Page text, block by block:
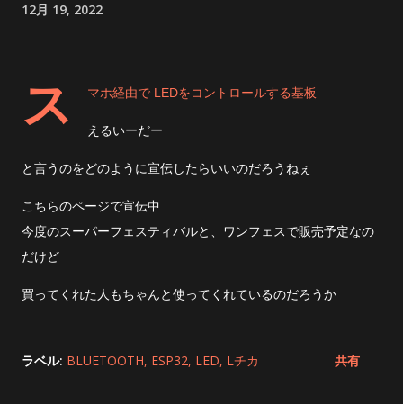
12月 19, 2022
ス マホ経由で LEDをコントロールする基板
えるいーだー
と言うのをどのように宣伝したらいいのだろうねぇ
こちらのページで宣伝中
今度のスーパーフェスティバルと、ワンフェスで販売予定なの
だけど
買ってくれた人もちゃんと使ってくれているのだろうか
ラベル: BLUETOOTH ESP32 LED Lチカ 共有